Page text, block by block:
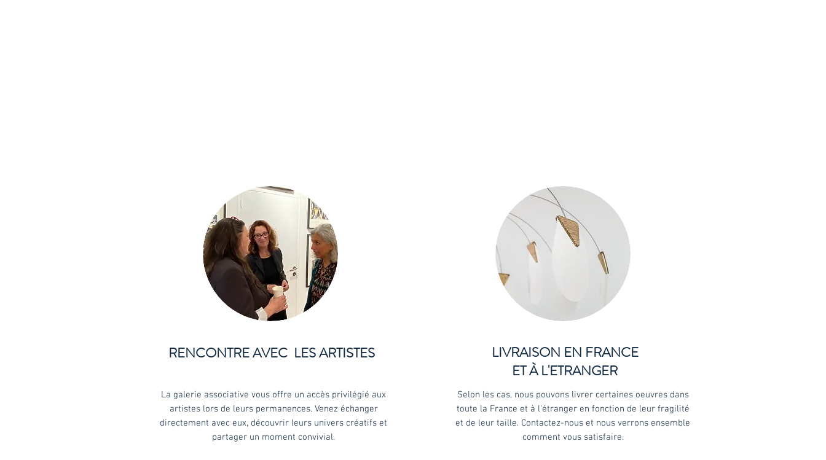
RENCONTRE AVEC LES ARTISTES
La galerie associative vous offre un accès privilégié aux
artistes lors de leurs permanences. Venez échanger
directement avec eux, découvrir leurs univers créatifs et
partager un moment convivial.
LIVRAISON EN FRANCE
ET À L'ETRANGER
Selon les cas, nous pouvons livrer certaines oeuvres dans
toute la France et à l'étranger en fonction de leur fragilité
et de leur taille. Contactez-nous et nous verrons ensemble
comment vous satisfaire.